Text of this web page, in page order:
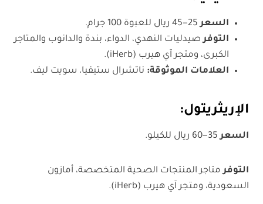
السعر25−45 ريال للعبوة 100 جرام.
التوفرصيدليات النهدي، الدواء، بندة والدانوب والمتاجر
الكبرى، ومتجر آي هيرب (iHerb).
العلامات الموثوقة: ناتشرال ستيفيا، سويت ليف.
الإريثريتول:
السعر35−60 ريال للكيلو.
التوفرمتاجر المنتجات الصحية المتخصصة، أمازون
السعودية، ومتجر آي هيرب (iHerb).